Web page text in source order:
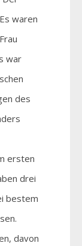
waren
war
des
ersten
drei
bestem
davon